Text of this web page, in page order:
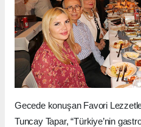
Gecede konuşan Favori
Tuncay Tapar, “Türkiye’nin